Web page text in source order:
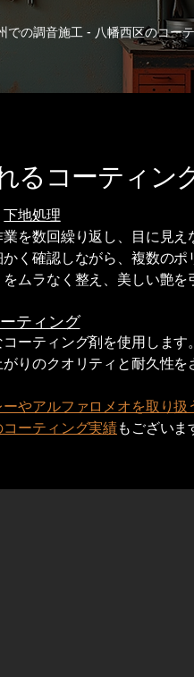
での調音施工 - 八幡西区のコー
るコーティン
下地処理
を数回繰り返し、目に見
く確認しながら、複数のポ
ムラなく整え、美しい艶を
ティング
ーティング剤を使用します
りのクオリティと耐久性を
やアルファロメオを取り
ーティング実績もございま